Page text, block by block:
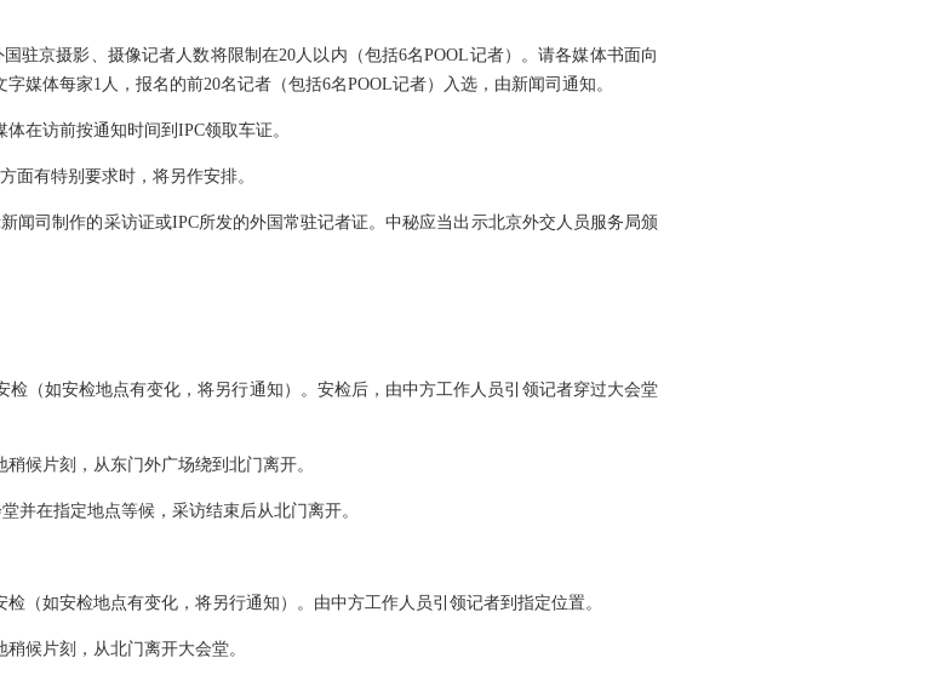
京摄影、摄像记者人数将限制在20人以内（包括6名POOL记者）。请各媒体书面向
媒体每家1人，报名的前20名记者（包括6名POOL记者）入选，由新闻司通知。
在访前按通知时间到IPC领取车证。
有特别要求时，将另作安排。
司制作的采访证或IPC所发的外国常驻记者证。中秘应当出示北京外交人员服务局颁
（如安检地点有变化，将另行通知）。安检后，由中方工作人员引领记者穿过大会堂
候片刻，从东门外广场绕到北门离开。
在指定地点等候，采访结束后从北门离开。
如安检地点有变化，将另行通知）。由中方工作人员引领记者到指定位置。
候片刻，从北门离开大会堂。